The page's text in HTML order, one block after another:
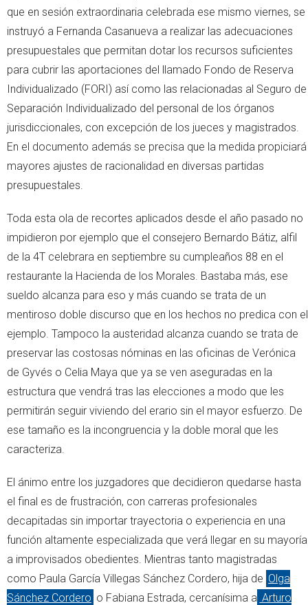
que en sesión extraordinaria celebrada ese mismo viernes, se
instruyó a Fernanda Casanueva a realizar las adecuaciones
presupuestales que permitan dotar los recursos suficientes
para cubrir las aportaciones del llamado Fondo de Reserva
Individualizado (FORI) así como las relacionadas al Seguro de
Separación Individualizado del personal de los órganos
jurisdiccionales, con excepción de los jueces y magistrados.
En el documento además se precisa que la medida propiciará
mayores ajustes de racionalidad en diversas partidas
presupuestales.
Toda esta ola de recortes aplicados desde el año pasado no
impidieron por ejemplo que el consejero Bernardo Bátiz, alfil
de la 4T celebrara en septiembre su cumpleaños 88 en el
restaurante la Hacienda de los Morales. Bastaba más, ese
sueldo alcanza para eso y más cuando se trata de un
mentiroso doble discurso que en los hechos no predica con el
ejemplo. Tampoco la austeridad alcanza cuando se trata de
preservar las costosas nóminas en las oficinas de Verónica
de Gyvés o Celia Maya que ya se ven aseguradas en la
estructura que vendrá tras las elecciones a modo que les
permitirán seguir viviendo del erario sin el mayor esfuerzo. De
ese tamaño es la incongruencia y la doble moral que les
caracteriza.
El ánimo entre los juzgadores que decidieron quedarse hasta
el final es de frustración, con carreras profesionales
decapitadas sin importar trayectoria o experiencia en una
función altamente especializada que verá llegar en su mayoría
a improvisados obedientes. Mientras tanto magistradas
como Paula García Villegas Sánchez Cordero, hija de Olga
Sánchez Cordero o Fabiana Estrada, cercanísima a Arturo